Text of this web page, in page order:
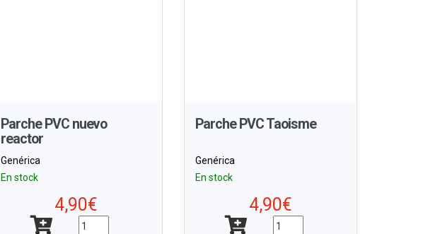
Parche PVC nuevo
reactor
Genérica
En stock
4,90€
Parche PVC Taoisme
Genérica
En stock
4,90€